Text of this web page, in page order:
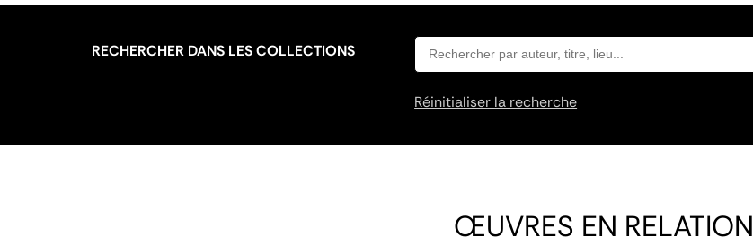
RECHERCHER DANS LES COLLECTIONS
Réinitialiser la recherche
ŒUVRES EN RELATION